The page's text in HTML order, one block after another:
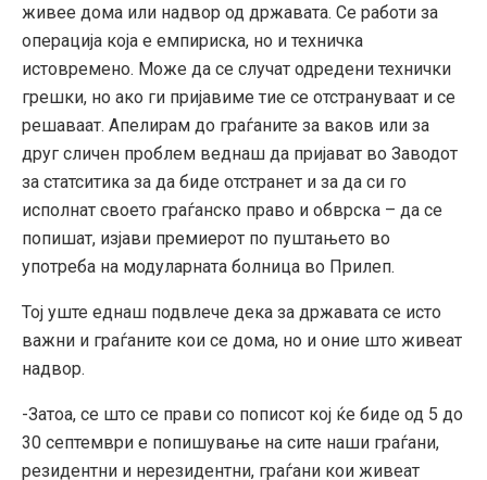
живее дома или надвор од државата. Се работи за
операција која е емпириска, но и техничка
истовремено. Може да се случат одредени технички
грешки, но ако ги пријавиме тие се отстрануваат и се
решаваат. Апелирам до граѓаните за ваков или за
друг сличен проблем веднаш да пријават во Заводот
за статситика за да биде отстранет и за да си го
исполнат своето граѓанско право и обврска – да се
попишат, изјави премиерот по пуштањето во
употреба на модуларната болница во Прилеп.
Тој уште еднаш подвлече дека за државата се исто
важни и граѓаните кои се дома, но и оние што живеат
надвор.
-Затоа, се што се прави со пописот кој ќе биде од 5 до
30 септември е попишување на сите наши граѓани,
резидентни и нерезидентни, граѓани кои живеат